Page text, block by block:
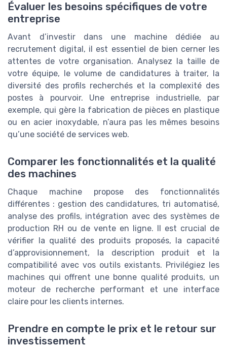
Évaluer les besoins spécifiques de votre
entreprise
Avant d’investir dans une machine dédiée au
recrutement digital, il est essentiel de bien cerner les
attentes de votre organisation. Analysez la taille de
votre équipe, le volume de candidatures à traiter, la
diversité des profils recherchés et la complexité des
postes à pourvoir. Une entreprise industrielle, par
exemple, qui gère la fabrication de pièces en plastique
ou en acier inoxydable, n’aura pas les mêmes besoins
qu’une société de services web.
Comparer les fonctionnalités et la qualité
des machines
Chaque machine propose des fonctionnalités
différentes : gestion des candidatures, tri automatisé,
analyse des profils, intégration avec des systèmes de
production RH ou de vente en ligne. Il est crucial de
vérifier la qualité des produits proposés, la capacité
d’approvisionnement, la description produit et la
compatibilité avec vos outils existants. Privilégiez les
machines qui offrent une bonne qualité produits, un
moteur de recherche performant et une interface
claire pour les clients internes.
Prendre en compte le prix et le retour sur
investissement